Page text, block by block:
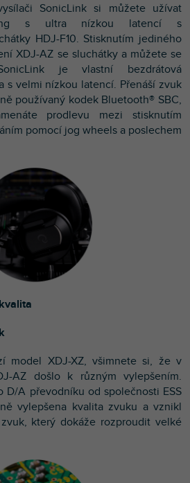
SonicLink si můžete užívat
s ultra nízkou latencí s
HDJ-F10. Stisknutím jediného
XDJ-AZ se sluchátky a můžete se
je vlastní bezdrátová
s velmi nízkou latencí. Přenáší zvuk
používaný kodek Bluetooth® SBC,
prodlevu mezi stisknutím
pomocí jog wheels a poslechem
model XDJ-XZ, všimnete si, že v
AZ došlo k různým vylepšením.
D/A převodníku od společnosti ESS
vylepšena kvalita zvuku a vznikl
který dokáže rozproudit velké